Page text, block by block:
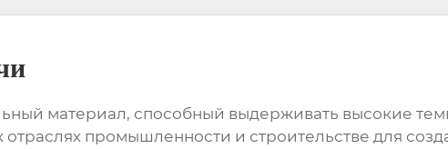
материал, способный выдерживать высокие
промышленности и строительстве для